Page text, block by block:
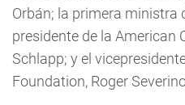
Orbán; la primera ministra
presidente de la American
Schlapp; y el
Foundation, Roger